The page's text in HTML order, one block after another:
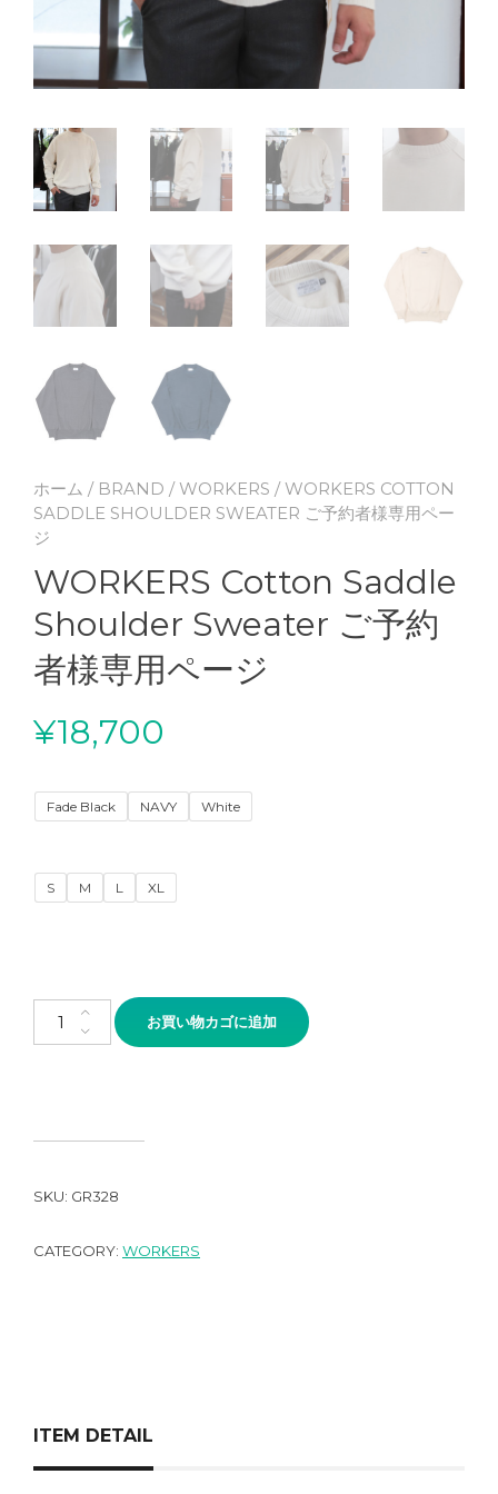
ホーム / BRAND /WORKERS / WORKERS COTTON
SADDLE SHOULDER SWEATER ご予約者様専用ペー
ジ
WORKERS Cotton Saddle
Shoulder Sweater ご予約
者様専用ページ
¥18,700
Fade Black NAVY White
S M L XL
WORKERS Cotton Saddle Shoulder Sweater ご予約者様専用ペー
お買い物カゴに追加
SKU: GR328
CATEGORY: WORKERS
ITEM DETAIL